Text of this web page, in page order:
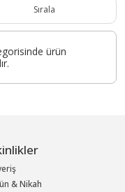
Sırala
ürün
& Nikah